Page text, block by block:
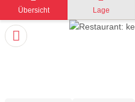
Übersicht Lage